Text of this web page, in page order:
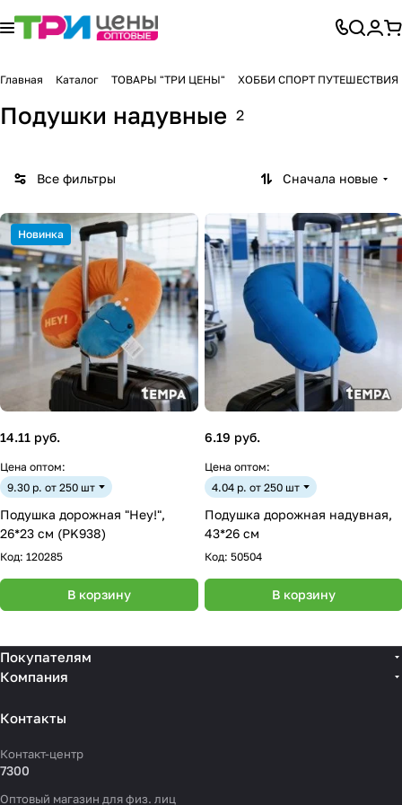
Главная Каталог ТОВАРЫ "ТРИ ЦЕНЫ" ХОББИ СПОРТ ПУТЕШЕСТВИЯ
Подушки надувные 2
Все фильтры Сначала новые
Новинка
14.11 руб.
Цена оптом:
9.30 р. от 250 шт
Подушка дорожная "Hey!",
26*23 см (PK938)
Код: 120285
В корзину
6.19 руб.
Цена оптом:
4.04 р. от 250 шт
Подушка дорожная надувная,
43*26 см
Код: 50504
В корзину
Покупателям
Компания
Контакты
Контакт-центр
7300
Оптовый магазин для физ. лиц